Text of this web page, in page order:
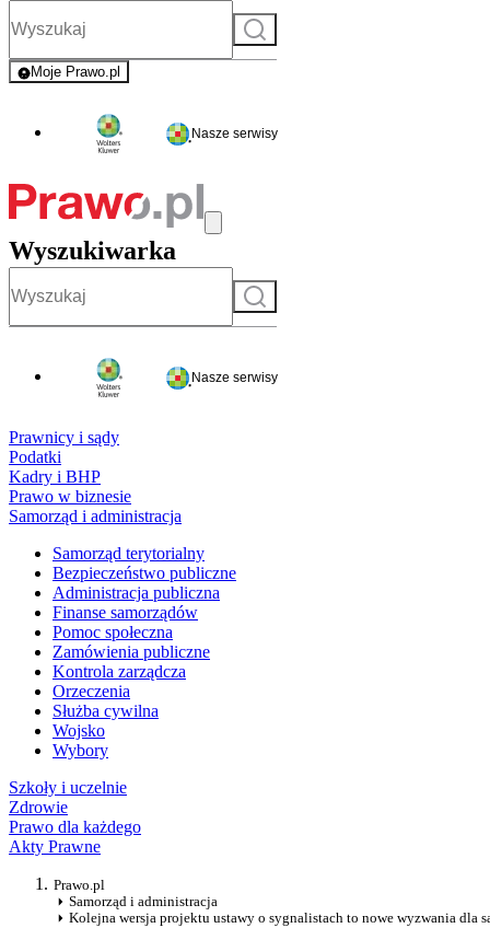
Szukaj
Moje Prawo.pl
- rejestracja i logowanie do serwisu
Nasze serwisy
Wyszukiwarka
Szukaj
Nasze serwisy
Prawnicy i sądy
Podatki
Kadry i BHP
Prawo w biznesie
Samorząd i administracja
Samorząd terytorialny
Bezpieczeństwo publiczne
Administracja publiczna
Finanse samorządów
Pomoc społeczna
Zamówienia publiczne
Kontrola zarządcza
Orzeczenia
Służba cywilna
Wojsko
Wybory
Szkoły i uczelnie
Zdrowie
Prawo dla każdego
Akty Prawne
Prawo.pl
Samorząd i administracja
Kolejna wersja projektu ustawy o sygnalistach to nowe wyzwania dla